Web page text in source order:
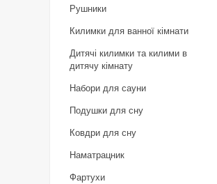
Рушники
Килимки для ванної кімнати
Дитячі килимки та килими в
дитячу кімнату
Набори для сауни
Подушки для сну
Ковдри для сну
Наматрацник
Фартухи